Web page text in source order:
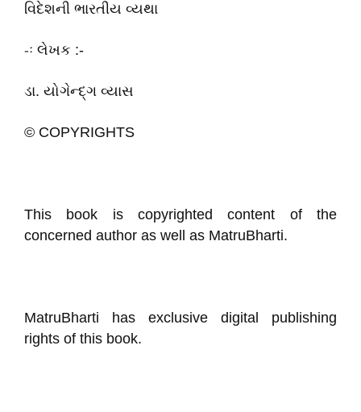
વિદેશની ભારતીય વ્યથા
-ઃ લેખક :-
ડા. યોગેન્દ્ગ વ્યાસ
© COPYRIGHTS
This book is copyrighted content of the
concerned author as well as MatruBharti.
MatruBharti has exclusive digital publishing
rights of this book.